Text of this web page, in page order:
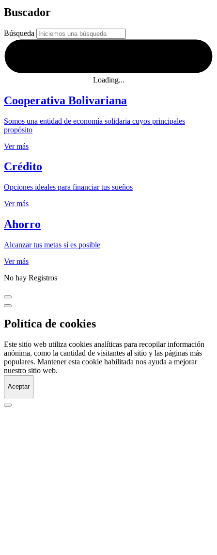
Buscador
Búsqueda
Loading...
Cooperativa Bolivariana
Somos una entidad de economía solidaria cuyos principales
propósito
Ver más
Crédito
Opciones ideales para financiar tus sueños
Ver más
Ahorro
Alcanzar tus metas sí es posible
Ver más
No hay Registros
Política de cookies
Este sitio web utiliza cookies analíticas para recopilar información
anónima, como la cantidad de visitantes al sitio y las páginas más
populares. Mantener esta cookie habilitada nos ayuda a mejorar
nuestro sitio web.
Aceptar